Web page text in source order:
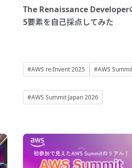
The Renaissance Developer
5要素を自己採点してみた
#AWS re:Invent 2025 #AWS
#AWS Summit Japan 2026